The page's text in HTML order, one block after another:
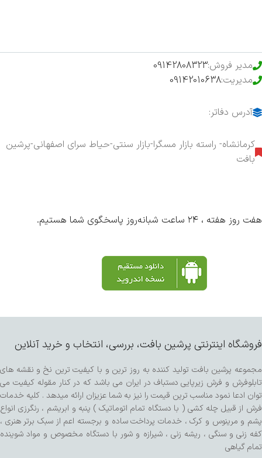
مدیر فروش:09142808323
مدیریت:09142010638
آدرس دفاتر:
کرمانشاه- راسته بازار مسگرا-بازار سنتی-حیاط سرای اصفهانی-پرشین
بافت
هفت روز هفته ، ۲۴ ساعت شبانه‌روز پاسخگوی شما هستیم.
فروشگاه اینترنتی پرشین بافت، بررسی، انتخاب و خرید آنلاین
مجموعه پرشین بافت تولید کننده به روز ترین و با کیفیت ترین نخ و نقشه های
تابلوفرش و فرش زیرپایی دستباف در ایران می باشد که در کنار مقوله کیفیت می
توان ادعا نمود مناسب ترین قیمت را نیز به شما عزیزان ارائه میدهد . کلیه خدمات
فرش از قبیل چله کشی ( با دستگاه تمام اتوماتیک ) پنبه و ابریشم ، رنگرزی انواع
پشم و مرینوس و کرک ، خدمات پرداخت ساده و برجسته اعم از سبک برتر هنری ،
کفه زنی و سنگی ، ریشه زنی ، شیرازه و شور با دستگاه مخصوص و مواد شوینده
تمام گیاهی